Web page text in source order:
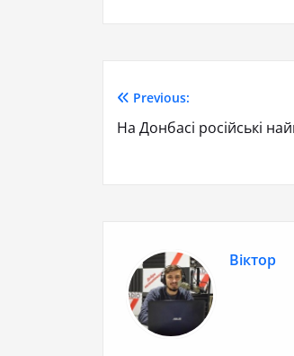
Previous:
На Донбасі російські
Віктор